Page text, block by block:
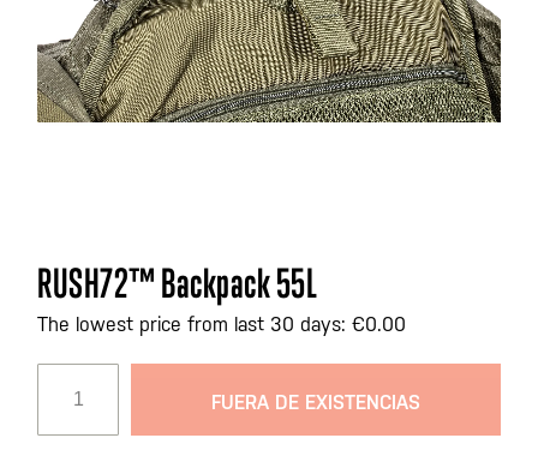
Saltar
al
comienzo
galería
de
RUSH72™ Backpack 55L
The lowest price from last 30 days: €0.00
FUERA DE EXISTENCIAS